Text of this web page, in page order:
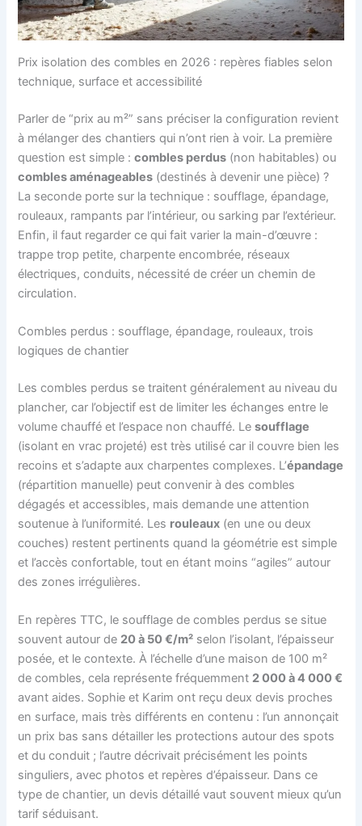
Prix isolation des combles en 2026 : repères fiables selon
technique, surface et accessibilité
Parler de “prix au m²” sans préciser la configuration revient
à mélanger des chantiers qui n’ont rien à voir. La première
question est simple :combles perdus (non habitables) ou
combles aménageables (destinés à devenir une pièce) ?
La seconde porte sur la technique : soufflage, épandage,
rouleaux, rampants par l’intérieur, ou sarking par l’extérieur.
Enfin, il faut regarder ce qui fait varier la main-d’œuvre :
trappe trop petite, charpente encombrée, réseaux
électriques, conduits, nécessité de créer un chemin de
circulation.
Combles perdus : soufflage, épandage, rouleaux, trois
logiques de chantier
Les combles perdus se traitent généralement au niveau du
plancher, car l’objectif est de limiter les échanges entre le
volume chauffé et l’espace non chauffé. Lesoufflage
(isolant en vrac projeté) est très utilisé car il couvre bien les
recoins et s’adapte aux charpentes complexes. L’épandage
(répartition manuelle) peut convenir à des combles
dégagés et accessibles, mais demande une attention
soutenue à l’uniformité. Les rouleaux (en une ou deux
couches) restent pertinents quand la géométrie est simple
et l’accès confortable, tout en étant moins “agiles” autour
des zones irrégulières.
En repères TTC, le soufflage de combles perdus se situe
souvent autour de 20 à 50 €/m² selon l’isolant, l’épaisseur
posée, et le contexte. À l’échelle d’une maison de 100 m²
de combles, cela représente fréquemment 2 000 à 4 000 €
avant aides. Sophie et Karim ont reçu deux devis proches
en surface, mais très différents en contenu : l’un annonçait
un prix bas sans détailler les protections autour des spots
et du conduit ; l’autre décrivait précisément les points
singuliers, avec photos et repères d’épaisseur. Dans ce
type de chantier, un devis détaillé vaut souvent mieux qu’un
tarif séduisant.